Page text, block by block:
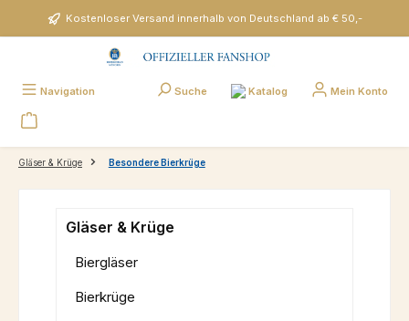
Zum Hauptinhalt springenKostenloser Versand innerhalb von Deutschland ab € 50,-
Navigation Suche Katalog Mein Konto
Gläser & Krüge Besondere Bierkrüge
Gläser & Krüge
Biergläser
Bierkrüge